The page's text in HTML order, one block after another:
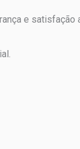
e satisfação